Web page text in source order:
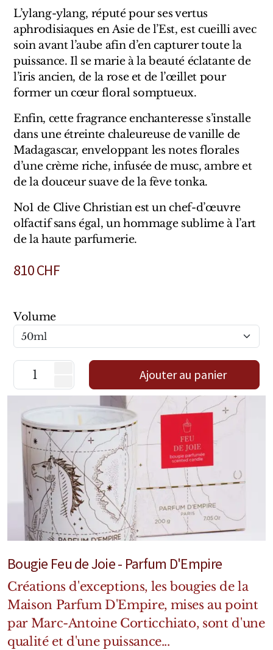
L’ylang-ylang, réputé pour ses vertus
aphrodisiaques en Asie de l’Est, est cueilli avec
soin avant l’aube afin d’en capturer toute la
puissance. Il se marie à la beauté éclatante de
l’iris ancien, de la rose et de l’œillet pour
former un cœur floral somptueux.
Enfin, cette fragrance enchanteresse s’installe
dans une étreinte chaleureuse de vanille de
Madagascar, enveloppant les notes florales
d’une crème riche, infusée de musc, ambre et
de la douceur suave de la fève tonka.
No1 de Clive Christian est un chef-d’œuvre
olfactif sans égal, un hommage sublime à l’art
de la haute parfumerie.
810CHF
Volume
Ajouter au panier
Bougie Feu de Joie - Parfum D'Empire
Créations d'exceptions, les bougies de la
Maison Parfum D'Empire, mises au point
par Marc-Antoine Corticchiato, sont d'une
qualité et d'une puissance...
Marques Néerlandaises
Pure Distance
Marques Anglaises
Clive Christian
Marques Argentines
Altaia
Pour Lui
Mixte
Diffuseurs
Cosmétiques